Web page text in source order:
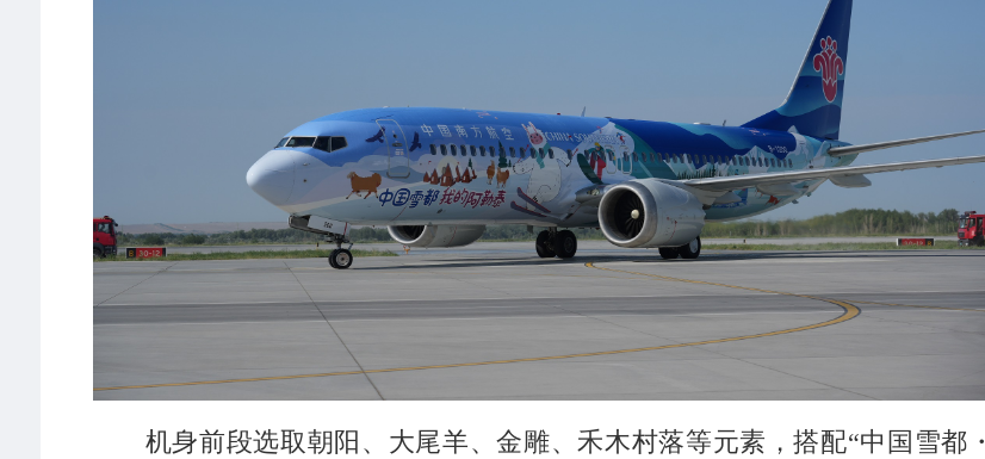
机身前段选取朝阳、大尾羊、金雕、禾木村落等元素，搭配“中国雪都・